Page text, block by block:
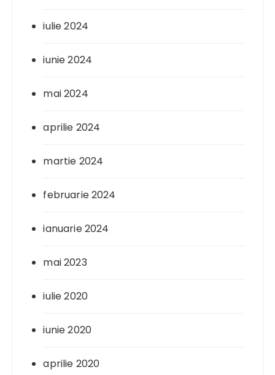
iulie 2024
iunie 2024
mai 2024
aprilie 2024
martie 2024
februarie 2024
ianuarie 2024
mai 2023
iulie 2020
iunie 2020
aprilie 2020